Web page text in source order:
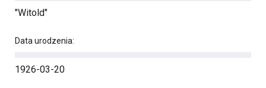
"Witold"
Data urodzenia:
1926-03-20